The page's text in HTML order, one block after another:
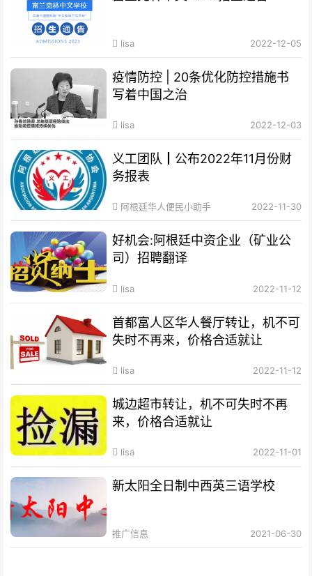
lisa 2022-12-05
疫情防控 | 20条优化防控措施书
写着中国之治
lisa 2022-12-03
义工团队┃公布2022年11月份财
务报表
阿根廷华人便民小助手 2022-11-30
好机会:阿根廷中资企业（矿业公
司）招聘翻译
lisa 2022-11-12
首都富人区华人餐厅转让，机不可
失时不再来，价格合适就让
lisa 2022-11-12
城边超市转让，机不可失时不再
来，价格合适就让
lisa 2022-11-01
新太阳全日制中西英三语学校
推广信息 2021-06-30